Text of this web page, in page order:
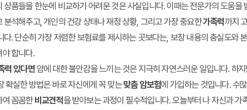
상품들을 한눈에 비교하기 어려운 것은 사실입니다. 이때는 전문가의 도움을
분석해주고, 개인의 건강 상태나 재정 상황, 그리고 가장 중요한가족력까지
다. 단순히 가장 저렴한 보험료를 제시하는 곳보다는, 보장 내용의 충실도와
합니다.
력 있다면암에 대한 불안감을 느끼는 것은 지극히 자연스러운 일입니다. 하
확실한 방법은 바로 자신에게 꼭 맞는맞춤 암보험에 가입하는 것입니다. 수
여 꼼꼼한비교견적을 받아보는 과정이 필수적입니다. 오늘부터 나 자신과